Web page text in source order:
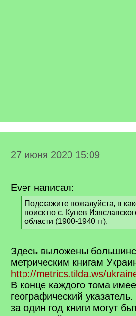
27 июня 2020 15:09
Ever написал:
[
q
]
Подскажите пожалуйста, в
поиск по с. Кунев
области (1900-1940 гг).
[
q
]
Здесь выложены
метрическим книгам
http://metrics.tilda.ws/
В конце каждого тома
географический
за один год книги могут